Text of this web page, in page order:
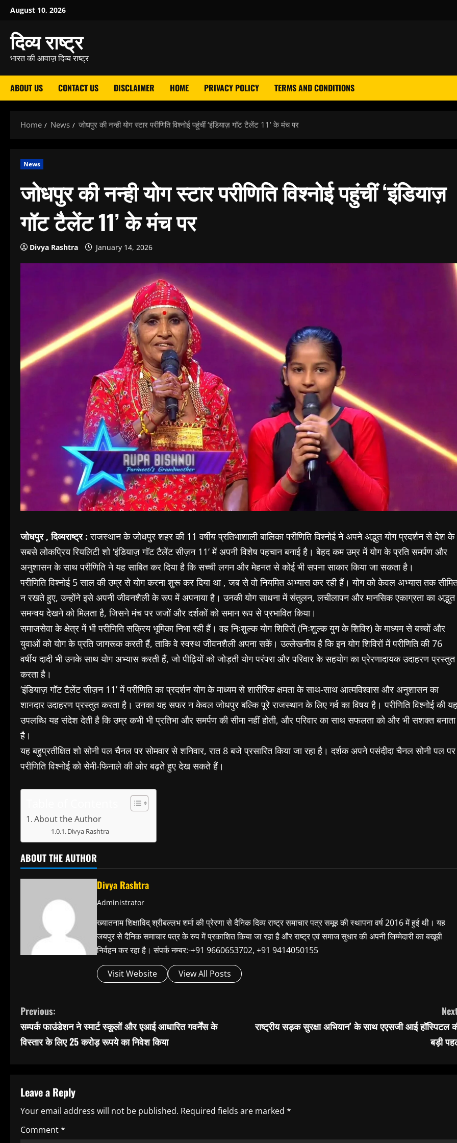
Skip
content
August 10, 2026
दिव्य राष्ट्र
भारत की आवाज़ दिव्य राष्ट्र
ABOUT US CONTACT US DISCLAIMER HOME PRIVACY POLICY TERMS AND CONDITIONS
Home News जोधपुर की नन्ही योग स्टार परीणिति विश्नोई पहुंचीं ‘इंडियाज़ गॉट टैलेंट 11’ के मंच पर
News
जोधपुर की नन्ही योग स्टार परीणिति विश्नोई पहुंचीं ‘इंडियाज़
गॉट टैलेंट 11’ के मंच पर
Divya Rashtra January 14, 2026
जोधपुर , दिव्यराष्ट्र : राजस्थान के जोधपुर शहर की 11 वर्षीय प्रतिभाशाली बालिका परीणिति विश्नोई ने अपने अद्भुत योग प्रदर्शन से देश के
सबसे लोकप्रिय रियलिटी शो ‘इंडियाज़ गॉट टैलेंट सीज़न 11’ में अपनी विशेष पहचान बनाई है। बेहद कम उम्र में योग के प्रति समर्पण और
अनुशासन के साथ परीणिति ने यह साबित कर दिया है कि सच्ची लगन और मेहनत से कोई भी सपना साकार किया जा सकता है।
परीणिति विश्नोई 5 साल की उम्र से योग करना शुरू कर दिया था , जब से वो नियमित अभ्यास कर रही हैं। योग को केवल अभ्यास तक
न रखते हुए, उन्होंने इसे अपनी जीवनशैली के रूप में अपनाया है। उनकी योग साधना में संतुलन, लचीलापन और मानसिक एकाग्रता का अद्भुत
समन्वय देखने को मिलता है, जिसने मंच पर जजों और दर्शकों को समान रूप से प्रभावित किया।
समाजसेवा के क्षेत्र में भी परीणिति सक्रिय भूमिका निभा रही हैं। वह निःशुल्क योग शिविरों (निःशुल्क युग के शिविर) के माध्यम से बच्चों और
युवाओं को योग के प्रति जागरूक करती हैं, ताकि वे स्वस्थ जीवनशैली अपना सकें। उल्लेखनीय है कि इन योग शिविरों में परीणिति की 76
वर्षीय दादी भी उनके साथ योग अभ्यास करती हैं, जो पीढ़ियों को जोड़ती योग परंपरा और परिवार के सहयोग का प्रेरणादायक उदाहरण प्रस्तुत
करता है।
‘इंडियाज़ गॉट टैलेंट सीज़न 11’ में परीणिति का प्रदर्शन योग के माध्यम से शारीरिक क्षमता के साथ-साथ आत्मविश्वास और अनुशासन का
शानदार उदाहरण प्रस्तुत करता है। उनका यह सफर न केवल जोधपुर बल्कि पूरे राजस्थान के लिए गर्व का विषय है। परीणिति विश्नोई की यह
उपलब्धि यह संदेश देती है कि उम्र कभी भी प्रतिभा और समर्पण की सीमा नहीं होती, और परिवार का साथ सफलता को और भी सशक्त बनाता
है।
यह बहुप्रतीक्षित शो सोनी पल चैनल पर सोमवार से शनिवार, रात 8 बजे प्रसारित किया जा रहा है। दर्शक अपने पसंदीदा चैनल सोनी पल पर
परीणिति विश्नोई को सेमी-फिनाले की ओर बढ़ते हुए देख सकते हैं।
About the Author
Divya Rashtra
ABOUT THE AUTHOR
Divya Rashtra
Administrator
ख्यातनाम शिक्षाविद् श्रीबल्लभ शर्मा की प्रेरणा से दैनिक दिव्य राष्ट्र समाचार पत्र समूह की स्थापना वर्ष 2016 में हुई थी। यह
जयपुर से दैनिक समाचार पत्र के रुप में प्रकाशित किया जा रहा है और राष्ट्र एवं समाज सुधार की अपनी जिम्मेदारी का बखूबी
निर्वहन कर रहा है। संपर्क नम्बर:-+91 9660653702, +91 9414050155
Visit Website View All Posts
C
o
i
n
Previous:
सम्पर्क फाउंडेशन ने स्मार्ट स्कूलों और एआई आधारित गवर्नेंस के
विस्तार के लिए 25 करोड़ रूपये का निवेश किया
राष्ट्रीय सड़क सुरक्षा अभियान’ के साथ एएसजी आई हॉस्पिटल
बड़ी
Leave a Reply
Your email address will not be published. Required fields are marked *
Comment*